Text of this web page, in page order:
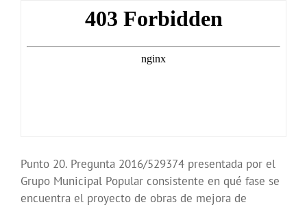
Punto 20. Pregunta 2016/529374 presentada por el
Grupo Municipal Popular consistente en qué fase se
encuentra el proyecto de obras de mejora de